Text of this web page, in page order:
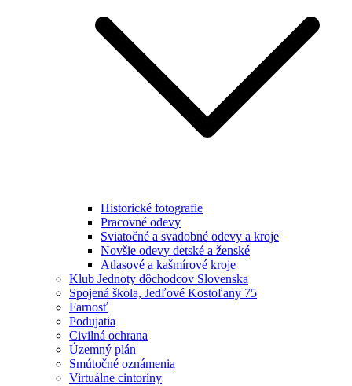
Historické fotografie
Pracovné odevy
Sviatočné a svadobné odevy a kroje
Novšie odevy detské a ženské
Atlasové a kašmírové kroje
Klub Jednoty dôchodcov Slovenska
Spojená škola, Jedľové Kostoľany 75
Farnosť
Podujatia
Civilná ochrana
Územný plán
Smútočné oznámenia
Virtuálne cintoríny